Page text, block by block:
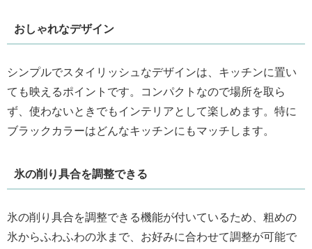
おしゃれなデザイン
シンプルでスタイリッシュなデザインは、キッチンに置い
ても映えるポイントです。コンパクトなので場所を取ら
ず、使わないときでもインテリアとして楽しめます。特に
ブラックカラーはどんなキッチンにもマッチします。
氷の削り具合を調整できる
氷の削り具合を調整できる機能が付いているため、粗めの
氷からふわふわの氷まで、お好みに合わせて調整が可能で